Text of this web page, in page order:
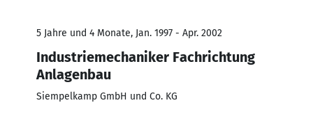
5 Jahre und 4 Monate, Jan. 1997 - Apr. 2002
Industriemechaniker Fachrichtung
Anlagenbau
Siempelkamp GmbH und Co. KG